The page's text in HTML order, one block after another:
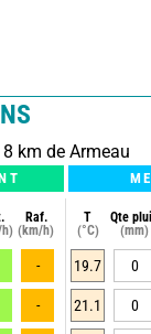
km de Armeau
Raf.
(km/h)
T
(°C)
Qte
(mm)
- 19.7 0
- 21.1 0